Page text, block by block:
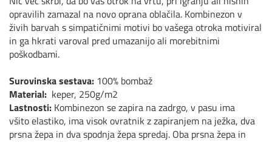
opravilih zamazal na novo oprana oblačila. Kombinezon v
živih barvah s simpatičnimi motivi bo vašega otroka motiviral
in ga hkrati varoval pred umazanijo ali morebitnimi
poškodbami.
Surovinska sestava: 100% bombaž
Material: keper, 250g/m2
Lastnosti: Kombinezon se zapira na zadrgo, v pasu ima
všito elastiko, ima visok ovratnik z zapiranjem na ježka, dva
prsna žepa in dva spodnja žepa spredaj. Oba prsna žepa in